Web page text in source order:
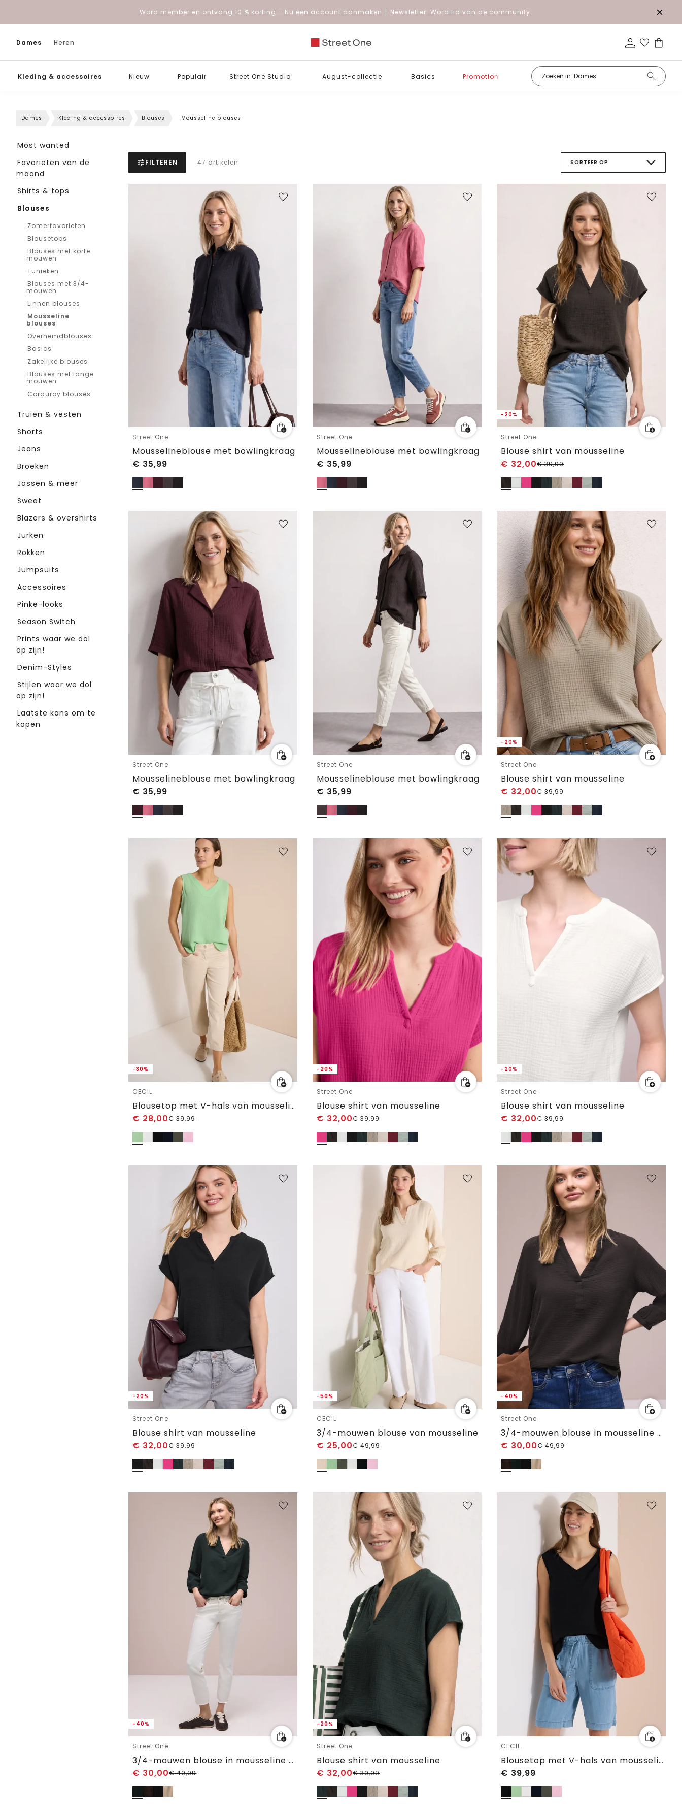
Word member en ontvang 10 % korting – Nu een account aanmaken | Newsletter: Word lid van de community
Dames Heren
Kleding & accessoires Nieuw Populair Street One Studio August-collectie Basics Promotion
Dames Kleding & accessoires Blouses Mousseline blouses
Most wanted
Favorieten van de
maand
Shirts & tops
Blouses
Zomerfavorieten
Blousetops
Blouses met korte
mouwen
Tunieken
Blouses met 3/4-
mouwen
Linnen blouses
Mousseline
blouses
Overhemdblouses
Basics
Zakelijke blouses
Blouses met lange
mouwen
Corduroy blouses
Truien & vesten
Shorts
Jeans
Broeken
Jassen & meer
Sweat
Blazers & overshirts
Jurken
Rokken
Jumpsuits
Accessoires
Pinke-looks
Season Switch
Prints waar we dol
op zijn!
Denim-Styles
Stijlen waar we dol
op zijn!
Laatste kans om te
kopen
FILTEREN 47 artikelen SORTEER OP
Street One
Mousselineblouse met bowlingkraag
€ 35,99
Street One
Mousselineblouse met bowlingkraag
€ 35,99
-20%
Street One
Blouse shirt van mousseline
€ 32,00€39,99
Street One
Mousselineblouse met bowlingkraag
€ 35,99
Street One
Mousselineblouse met bowlingkraag
€ 35,99
-20%
Street One
Blouse shirt van mousseline
€ 32,00€39,99
-30%
CECIL
Blousetop met V-hals van mousseline
€ 28,00€39,99
-20%
Street One
Blouse shirt van mousseline
€ 32,00€39,99
-20%
Street One
Blouse shirt van mousseline
€ 32,00€39,99
-20%
Street One
Blouse shirt van mousseline
€ 32,00€39,99
-50%
CECIL
3/4-mouwen blouse van mousseline
€ 25,00€49,99
-40%
Street One
3/4-mouwen blouse in mousseline kwaliteit
€ 30,00€49,99
-40%
Street One
3/4-mouwen blouse in mousseline kwaliteit
€ 30,00€49,99
-20%
Street One
Blouse shirt van mousseline
€ 32,00€39,99
CECIL
Blousetop met V-hals van mousseline
€ 39,99